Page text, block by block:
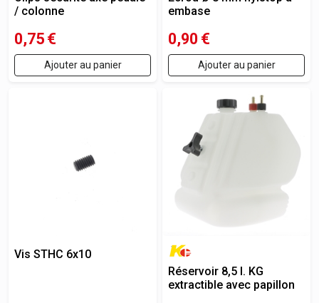
/ colonne
0,75 €
Ajouter au panier
embase
0,90 €
Ajouter au panier
Vis STHC 6x10
Réservoir 8,5 l. KG
extractible avec papillon